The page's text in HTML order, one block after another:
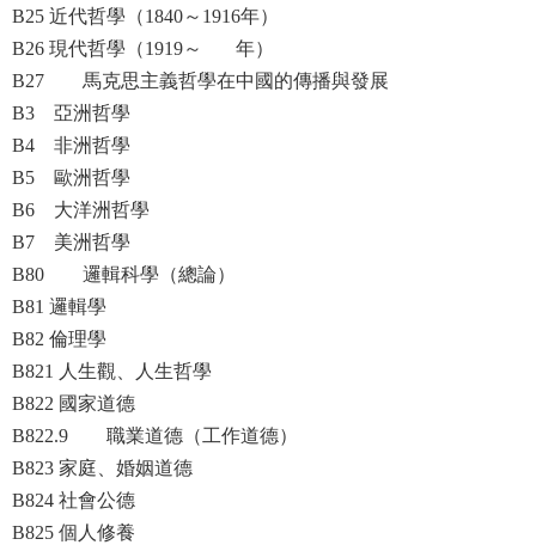
B25 近代哲學（1840～1916年）
B26 現代哲學（1919～ 年）
B27 馬克思主義哲學在中國的傳播與發展
B3 亞洲哲學
B4 非洲哲學
B5 歐洲哲學
B6 大洋洲哲學
B7 美洲哲學
B80 邏輯科學（總論）
B81 邏輯學
B82 倫理學
B821 人生觀、人生哲學
B822 國家道德
B822.9 職業道德（工作道德）
B823 家庭、婚姻道德
B824 社會公德
B825 個人修養